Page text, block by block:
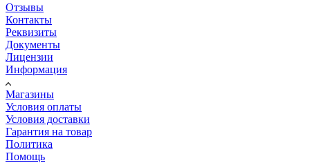
Отзывы
Контакты
Реквизиты
Документы
Лицензии
Информация
Магазины
Условия оплаты
Условия доставки
Гарантия на товар
Политика
Помощь